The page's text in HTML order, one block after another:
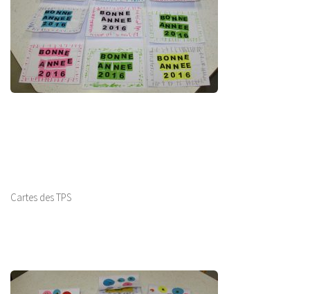
Cartes des TPS